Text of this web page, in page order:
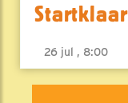
Startklaar
26 jul , 8:00